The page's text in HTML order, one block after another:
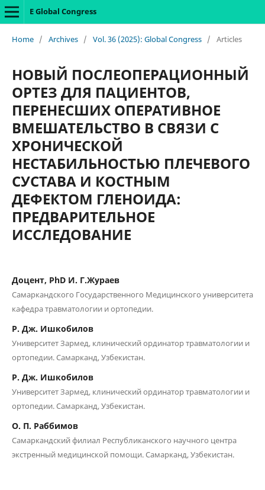
E Global Congress
Home / Archives / Vol. 36 (2025): Global Congress / Articles
НОВЫЙ ПОСЛЕОПЕРАЦИОННЫЙ
ОРТЕЗ ДЛЯ ПАЦИЕНТОВ,
ПЕРЕНЕСШИХ ОПЕРАТИВНОЕ
ВМЕШАТЕЛЬСТВО В СВЯЗИ С
ХРОНИЧЕСКОЙ
НЕСТАБИЛЬНОСТЬЮ ПЛЕЧЕВОГО
СУСТАВА И КОСТНЫМ
ДЕФЕКТОМ ГЛЕНОИДА:
ПРЕДВАРИТЕЛЬНОЕ
ИССЛЕДОВАНИЕ
Доцент, PhD И. Г.Жураев
Самаркандского Государственного Медицинского университета
кафедра травматологии и ортопедии.
Р. Дж. Ишкобилов
Университет Зармед, клинический ординатор травматологии и
ортопедии. Самарканд, Узбекистан.
Р. Дж. Ишкобилов
Университет Зармед, клинический ординатор травматологии и
ортопедии. Самарканд, Узбекистан.
О. П. Раббимов
Самаркандский филиал Республиканского научного центра
экстренный медицинской помощи. Самарканд, Узбекистан.